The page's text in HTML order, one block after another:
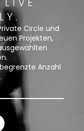
Circle und
Projekten,
Anzahl